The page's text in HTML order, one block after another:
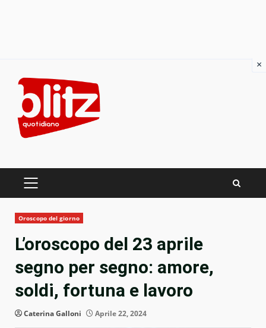
content
PRIMARY
Oroscopo del giorno
L’oroscopo del 23 aprile
segno per segno: amore,
soldi, fortuna e lavoro
Caterina Galloni Aprile 22, 2024
×